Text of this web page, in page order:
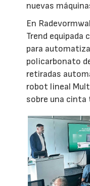
nuevas
En
Trend equipada
para
policarbonato
retiradas
robot lineal
sobre una